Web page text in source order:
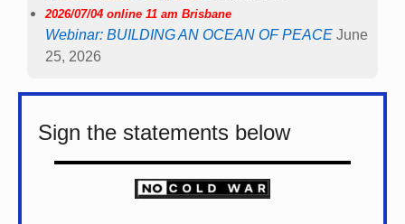
2026/07/04 online 11 am Brisbane
Webinar: BUILDING AN OCEAN OF PEACE June
25, 2026
Sign the statements below